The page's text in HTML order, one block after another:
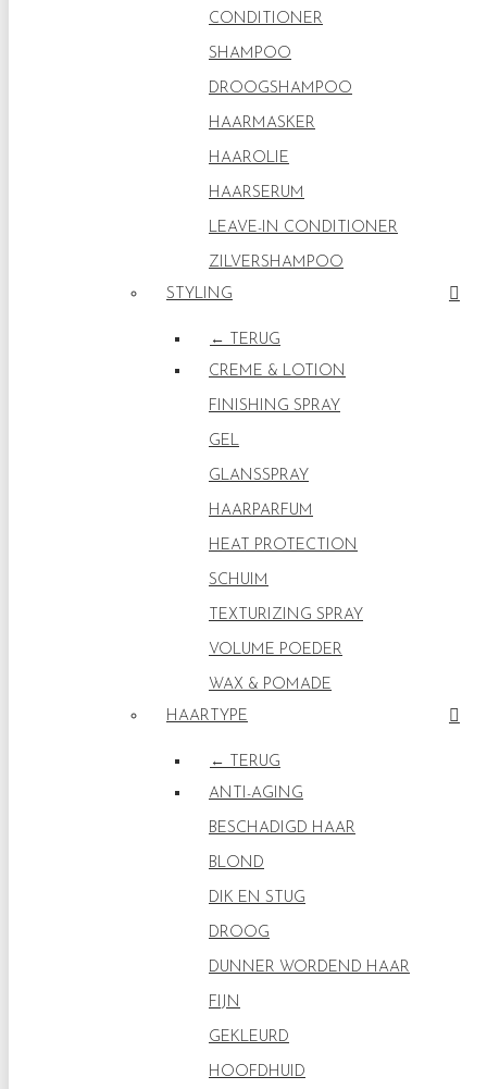
CONDITIONER
SHAMPOO
DROOGSHAMPOO
HAARMASKER
HAAROLIE
HAARSERUM
LEAVE-IN CONDITIONER
ZILVERSHAMPOO
STYLING
← TERUG
CREME & LOTION
FINISHING SPRAY
GEL
GLANSSPRAY
HAARPARFUM
HEAT PROTECTION
SCHUIM
TEXTURIZING SPRAY
VOLUME POEDER
WAX & POMADE
HAARTYPE
← TERUG
ANTI-AGING
BESCHADIGD HAAR
BLOND
DIK EN STUG
DROOG
DUNNER WORDEND HAAR
FIJN
GEKLEURD
HOOFDHUID